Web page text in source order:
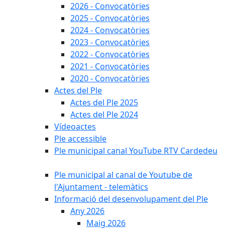
2026 - Convocatòries
2025 - Convocatòries
2024 - Convocatòries
2023 - Convocatòries
2022 - Convocatòries
2021 - Convocatòries
2020 - Convocatòries
Actes del Ple
Actes del Ple 2025
Actes del Ple 2024
Vídeoactes
Ple accessible
Ple municipal canal YouTube RTV Cardedeu
Ple municipal al canal de Youtube de
l'Ajuntament - telemàtics
Informació del desenvolupament del Ple
Any 2026
Maig 2026